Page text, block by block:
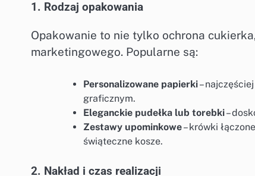
1. Rodzaj opakowania
Opakowanie to nie tylko ochrona
marketingowego. Popularne są:
Personalizowane papierki–
graficznym.
Eleganckie pudełka lub torebki–
Zestawy upominkowe– krówki
świąteczne kosze.
2. Nakład i czas realizacji